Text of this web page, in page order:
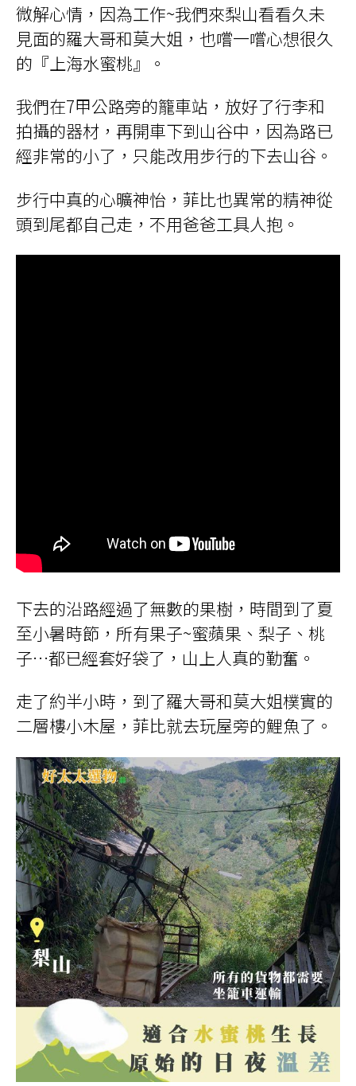
微解心情，因為工作~我們來梨山看看久未
見面的羅大哥和莫大姐，也嚐一嚐心想很久
的『上海水蜜桃』。
我們在7甲公路旁的籠車站，放好了行李和
拍攝的器材，再開車下到山谷中，因為路已
經非常的小了，只能改用步行的下去山谷。
步行中真的心曠神怡，菲比也異常的精神從
頭到尾都自己走，不用爸爸工具人抱。
下去的沿路經過了無數的果樹，時間到了夏
至小暑時節，所有果子~蜜蘋果、梨子、桃
子…都已經套好袋了，山上人真的勤奮。
走了約半小時，到了羅大哥和莫大姐樸實的
二層樓小木屋，菲比就去玩屋旁的鯉魚了。